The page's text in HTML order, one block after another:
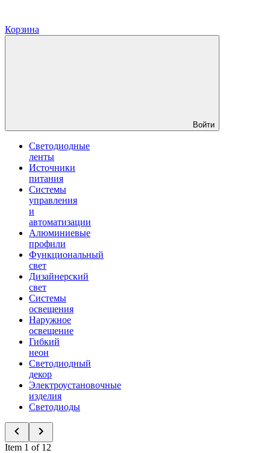
Корзина
Войти
Светодиодные
ленты
Источники
питания
Системы
управления
и
автоматизации
Алюминиевые
профили
Функциональный
свет
Дизайнерский
свет
Системы
освещения
Наружное
освещение
Гибкий
неон
Светодиодный
декор
Электроустановочные
изделия
Светодиоды
Item 1 of 12